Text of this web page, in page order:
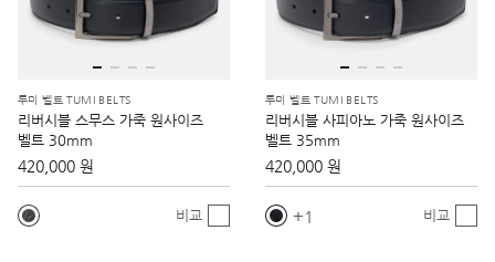
투미 벨트 TUMI BELTS
리버시블 스무스 가죽 원사이즈
벨트 30mm
420,000 원
비교
투미 벨트 TUMI BELTS
리버시블 사피아노 가죽 원사이즈
벨트 35mm
420,000 원
1 비교